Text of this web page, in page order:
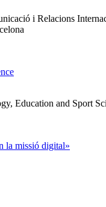
i Relacions
Education and Sport
la missió digital»